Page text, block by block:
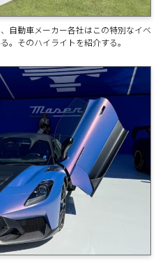
自動車メーカー各社はこの特別なイベ
。そのハイライトを紹介する。